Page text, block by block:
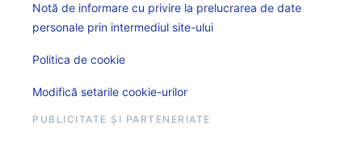
Notă de informare cu privire la prelucrarea de date
personale prin intermediul site-ului
Politica de cookie
Modifică setarile cookie-urilor
PUBLICITATE ȘI PARTENERIATE